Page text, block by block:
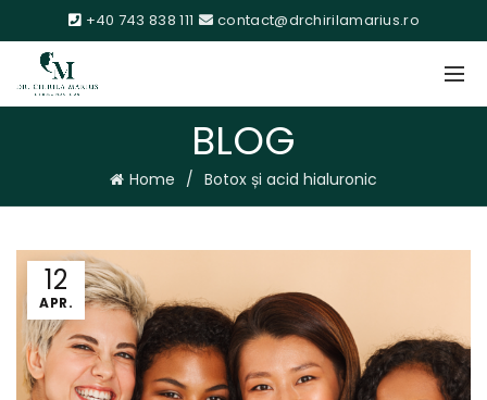
+40 743 838 111 contact@drchirilamarius.ro
BLOG
Home Botox și acid hialuronic
12
APR.